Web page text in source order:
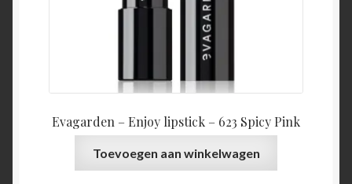
Evagarden – Enjoy lipstick – 623 Spicy Pink
Toevoegen aan winkelwagen